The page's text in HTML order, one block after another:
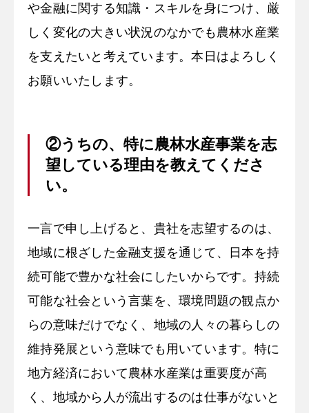
や金融に関する知識・スキルを身につけ、厳
しく変化の大きい状況のなかでも農林水産業
を支えたいと考えています。本日はよろしく
お願いいたします。
②うちの、特に農林水産事業を志
望している理由を教えてくださ
い。
一言で申し上げると、貴社を志望するのは、
地域に根ざした金融支援を通じて、日本を持
続可能で豊かな社会にしたいからです。持続
可能な社会という言葉を、環境問題の観点か
らの意味だけでなく、地域の人々の暮らしの
維持発展という意味でも用いています。特に
地方経済において農林水産業は重要度が高
く、地域から人が流出するのは仕事がないと